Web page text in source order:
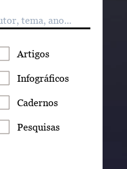
Artigos
Infográficos
Cadernos
Pesquisas